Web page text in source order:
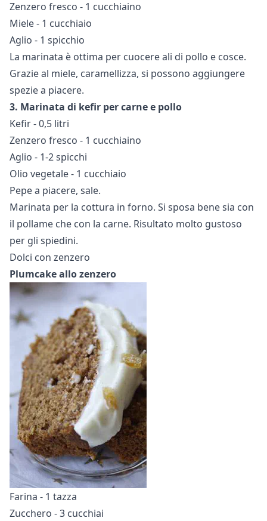
Zenzero fresco - 1 cucchiaino
Miele - 1 cucchiaio
Aglio - 1 spicchio
La marinata è ottima per cuocere ali di pollo e cosce.
Grazie al miele, caramellizza, si possono aggiungere
spezie a piacere.
3. Marinata di kefir per carne e pollo
Kefir - 0,5 litri
Zenzero fresco - 1 cucchiaino
Aglio - 1-2 spicchi
Olio vegetale - 1 cucchiaio
Pepe a piacere, sale.
Marinata per la cottura in forno. Si sposa bene sia con
il pollame che con la carne. Risultato molto gustoso
per gli spiedini.
Dolci con zenzero
Plumcake allo zenzero
Farina - 1 tazza
Zucchero - 3 cucchiai